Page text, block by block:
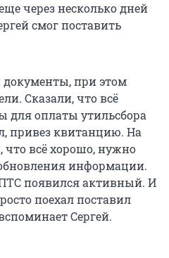
через несколько дней
смог поставить
при этом
Сказали, что всё
для оплаты утильсбора
привез квитанцию. На
что всё хорошо, нужно
информации.
появился активный. И
поехал поставил
Сергей.